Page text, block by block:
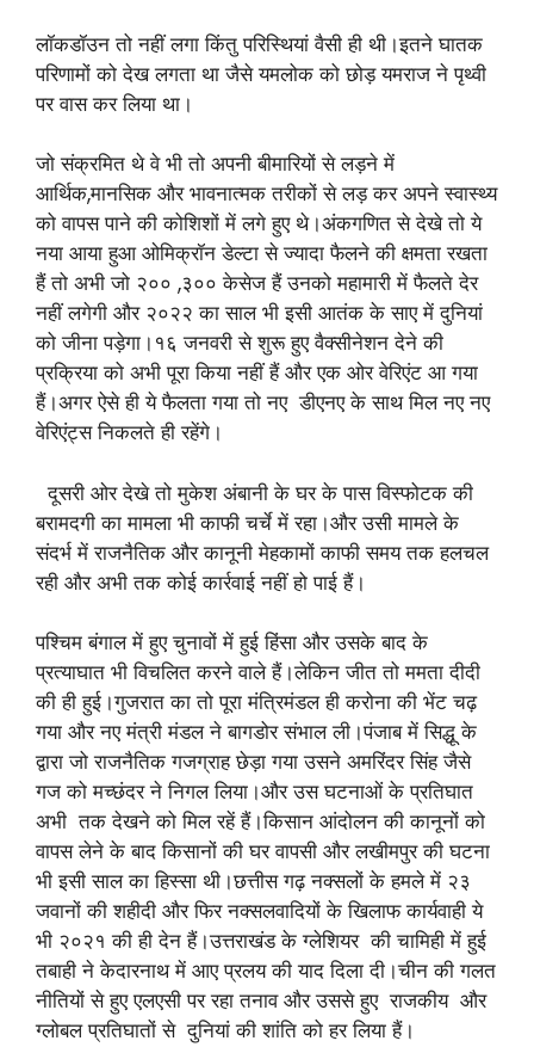
लॉकडॉउन तो नहीं लगा किंतु परिस्थियां वैसी ही थी।इतने घातक
परिणामों को देख लगता था जैसे यमलोक को छोड़ यमराज ने पृथ्वी
पर वास कर लिया था।
जो संक्रमित थे वे भी तो अपनी बीमारियों से लड़ने में
आर्थिक,मानसिक और भावनात्मक तरीकों से लड़ कर अपने स्वास्थ्य
को वापस पाने की कोशिशों में लगे हुए थे।अंकगणित से देखे तो ये
नया आया हुआ ओमिक्रॉन डेल्टा से ज्यादा फैलने की क्षमता रखता
हैं तो अभी जो २०० ,३०० केसेज हैं उनको महामारी में फैलते देर
नहीं लगेगी और २०२२ का साल भी इसी आतंक के साए में दुनियां
को जीना पड़ेगा।१६ जनवरी से शुरू हुए वैक्सीनेशन देने की
प्रक्रिया को अभी पूरा किया नहीं हैं और एक ओर वेरिएंट आ गया
हैं।अगर ऐसे ही ये फैलता गया तो नए डीएनए के साथ मिल नए नए
वेरिएंट्स निकलते ही रहेंगे।
दूसरी ओर देखे तो मुकेश अंबानी के घर के पास विस्फोटक की
बरामदगी का मामला भी काफी चर्चे में रहा।और उसी मामले के
संदर्भ में राजनैतिक और कानूनी मेहकामों काफी समय तक हलचल
रही और अभी तक कोई कार्रवाई नहीं हो पाई हैं।
पश्चिम बंगाल में हुए चुनावों में हुई हिंसा और उसके बाद के
प्रत्याघात भी विचलित करने वाले हैं।लेकिन जीत तो ममता दीदी
की ही हुई।गुजरात का तो पूरा मंत्रिमंडल ही करोना की भेंट चढ़
गया और नए मंत्री मंडल ने बागडोर संभाल ली।पंजाब में सिद्धू के
द्वारा जो राजनैतिक गजग्राह छेड़ा गया उसने अमरिंदर सिंह जैसे
गज को मच्छंदर ने निगल लिया।और उस घटनाओं के प्रतिघात
अभी तक देखने को मिल रहें हैं।किसान आंदोलन की कानूनों को
वापस लेने के बाद किसानों की घर वापसी और लखीमपुर की घटना
भी इसी साल का हिस्सा थी।छत्तीस गढ़ नक्सलों के हमले में २३
जवानों की शहीदी और फिर नक्सलवादियों के खिलाफ कार्यवाही ये
भी २०२१ की ही देन हैं।उत्तराखंड के ग्लेशियर की चामिही में हुई
तबाही ने केदारनाथ में आए प्रलय की याद दिला दी।चीन की गलत
नीतियों से हुए एलएसी पर रहा तनाव और उससे हुए राजकीय और
ग्लोबल प्रतिघातों से दुनियां की शांति को हर लिया हैं।